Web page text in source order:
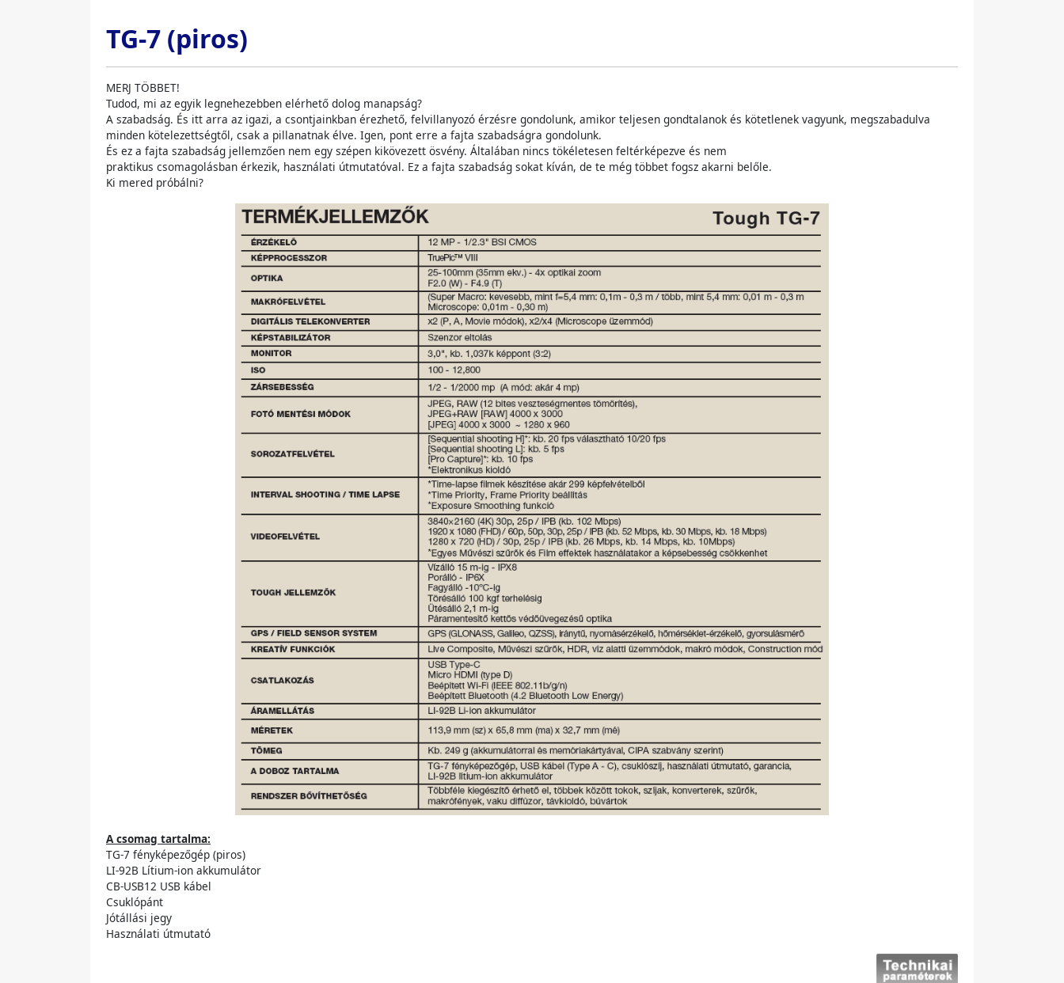
TG-7 (piros)
MERJ TÖBBET!
Tudod, mi az egyik legnehezebben elérhető dolog manapság?
A szabadság. És itt arra az igazi, a csontjainkban érezhető, felvillanyozó érzésre gondolunk, amikor teljesen gondtalanok és kötetlenek vagyunk, megszabadulva
minden kötelezettségtől, csak a pillanatnak élve. Igen, pont erre a fajta szabadságra gondolunk.
És ez a fajta szabadság jellemzően nem egy szépen kikövezett ösvény. Általában nincs tökéletesen feltérképezve és nem
praktikus csomagolásban érkezik, használati útmutatóval. Ez a fajta szabadság sokat kíván, de te még többet fogsz akarni belőle.
Ki mered próbálni?
A csomag tartalma:
TG-7 fényképezőgép (piros)
LI-92B Lítium-ion akkumulátor
CB-USB12 USB kábel
Csuklópánt
Jótállási jegy
Használati útmutató